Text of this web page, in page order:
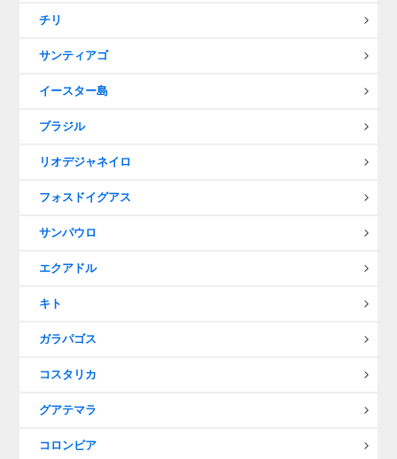
チリ
サンティアゴ
イースター島
ブラジル
リオデジャネイロ
フォスドイグアス
サンパウロ
エクアドル
キト
ガラパゴス
コスタリカ
グアテマラ
コロンビア